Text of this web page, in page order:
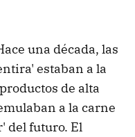
una década, las
estaban a la
de alta
a la carne
del futuro. El